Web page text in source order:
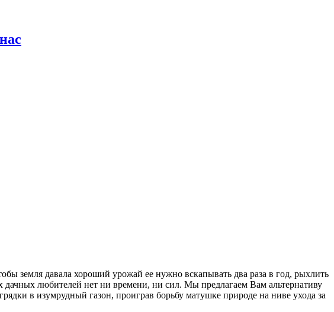
земля давала хороший урожай ее нужно вскапывать два раза в год, рыхлить
любителей нет ни времени, ни сил. Мы предлагаем Вам альтернативу
в изумрудный газон, проиграв борьбу матушке природе на ниве ухода за